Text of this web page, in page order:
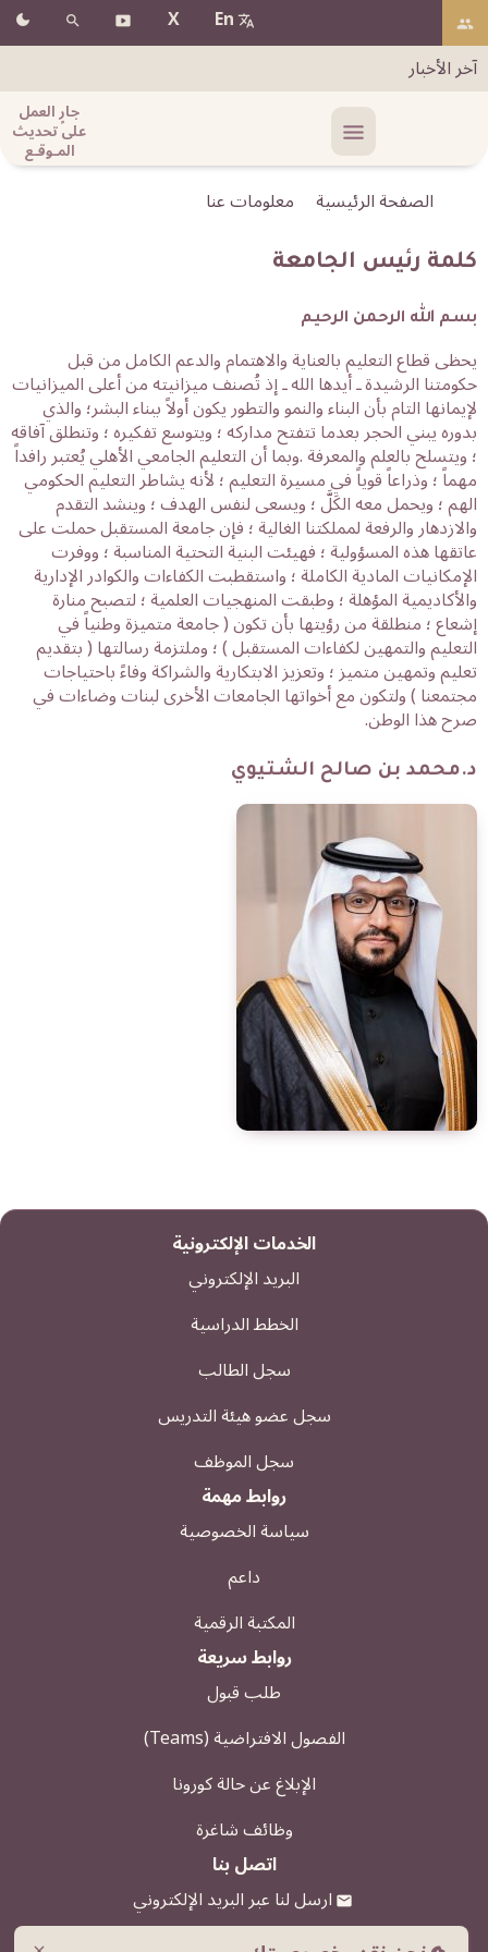
En
X
آخر الأخبار
جارٍ العمل
على تحديث
المـوقـع
الصفحة الرئيسية معلومات عنا
كلمة رئيس الجامعة
بسم الله الرحمن الرحيم
يحظى قطاع التعليم بالعناية والاهتمام والدعم الكامل من قبل
حكومتنا الرشيدة ـ أيدها الله ـ إذ تُصنف ميزانيته من أعلى الميزانيات
لإيمانها التام بأن البناء والنمو والتطور يكون أولاً ببناء البشر؛ والذي
بدوره يبني الحجر بعدما تتفتح مداركه ؛ ويتوسع تفكيره ؛ وتنطلق آفاقه
؛ ويتسلح بالعلم والمعرفة .وبما أن التعليم الجامعي الأهلي يُعتبر رافداً
مهماً ؛ وذراعاً قوياً في مسيرة التعليم ؛ لأنه يشاطر التعليم الحكومي
الهم ؛ ويحمل معه الكَلَّ ؛ ويسعى لنفس الهدف ؛ وينشد التقدم
والازدهار والرفعة لمملكتنا الغالية ؛ فإن جامعة المستقبل حملت على
عاتقها هذه المسؤولية ؛ فهيئت البنية التحتية المناسبة ؛ ووفرت
الإمكانيات المادية الكاملة ؛ واستقطبت الكفاءات والكوادر الإدارية
والأكاديمية المؤهلة ؛ وطبقت المنهجيات العلمية ؛ لتصبح منارة
إشعاع ؛ منطلقة من رؤيتها بأن تكون ( جامعة متميزة وطنياً في
التعليم والتمهين لكفاءات المستقبل ) ؛ وملتزمة رسالتها ( بتقديم
تعليم وتمهين متميز ؛ وتعزيز الابتكارية والشراكة وفاءً باحتياجات
مجتمعنا ) ولتكون مع أخواتها الجامعات الأخرى لبنات وضاءات في
صرح هذا الوطن.
د.محمد بن صالح الشتيوي
الخدمات الإلكترونية
البريد الإلكتروني
الخطط الدراسية
سجل الطالب
سجل عضو هيئة التدريس
سجل الموظف
روابط مهمة
سياسة الخصوصية
داعم
المكتبة الرقمية
روابط سريعة
طلب قبول
الفصول الافتراضية (Teams)
الإبلاغ عن حالة كورونا
وظائف شاغرة
اتصل بنا
ارسل لنا عبر البريد الإلكتروني